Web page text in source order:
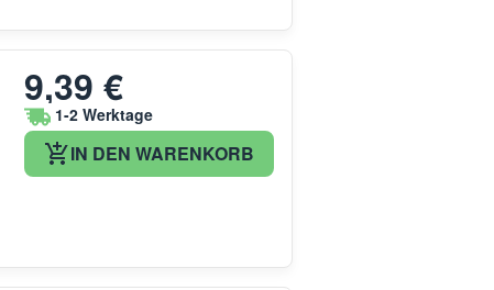
9,39 €
1-2 Werktage
IN DEN WARENKORB